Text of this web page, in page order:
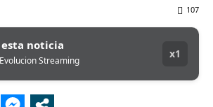
107
esta noticia
Streaming
x1